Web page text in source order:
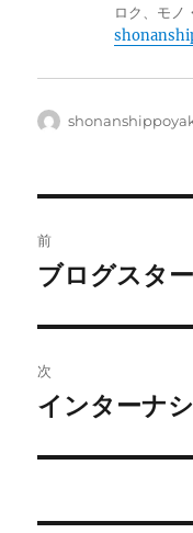
ロク、モノ
投
稿
ビ
ゲ
ー
前
前
投
稿:
ブログスター
次
次
投
インターナ